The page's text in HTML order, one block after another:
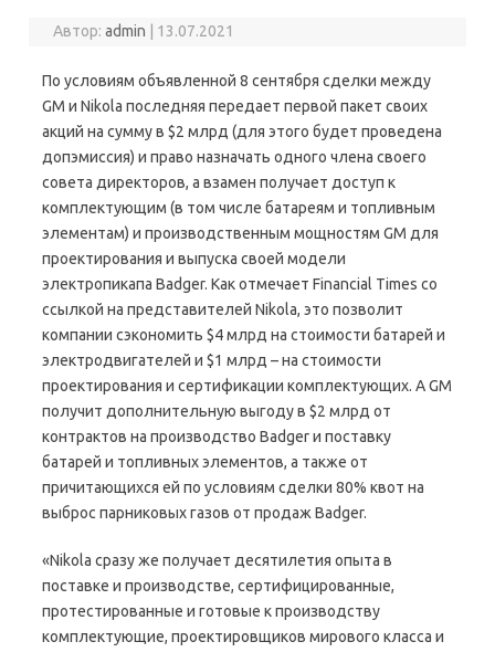
Автор:admin 13.07.2021
По условиям объявленной 8 сентября сделки между
GM и Nikola последняя передает первой пакет своих
акций на сумму в $2 млрд (для этого будет проведена
допэмиссия) и право назначать одного члена своего
совета директоров, а взамен получает доступ к
комплектующим (в том числе батареям и топливным
элементам) и производственным мощностям GM для
проектирования и выпуска своей модели
электропикапа Badger. Как отмечает Financial Times со
ссылкой на представителей Nikola, это позволит
компании сэкономить $4 млрд на стоимости батарей и
электродвигателей и $1 млрд – на стоимости
проектирования и сертификации комплектующих. А GM
получит дополнительную выгоду в $2 млрд от
контрактов на производство Badger и поставку
батарей и топливных элементов, а также от
причитающихся ей по условиям сделки 80% квот на
выброс парниковых газов от продаж Badger.
«Nikola сразу же получает десятилетия опыта в
поставке и производстве, сертифицированные,
протестированные и готовые к производству
комплектующие, проектировщиков мирового класса и